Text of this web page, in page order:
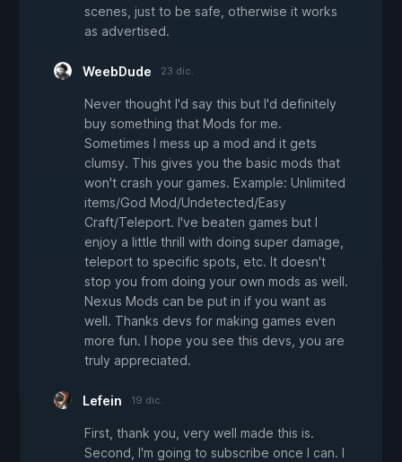
scenes, just to be safe, otherwise it works
as advertised.
WeebDude 23 dic.
Never thought I'd say this but I'd definitely
buy something that Mods for me.
Sometimes I mess up a mod and it gets
clumsy. This gives you the basic mods that
won't crash your games. Example: Unlimited
items/God Mod/Undetected/Easy
Craft/Teleport. I've beaten games but I
enjoy a little thrill with doing super damage,
teleport to specific spots, etc. It doesn't
stop you from doing your own mods as well.
Nexus Mods can be put in if you want as
well. Thanks devs for making games even
more fun. I hope you see this devs, you are
truly appreciated.
Lefein 19 dic.
First, thank you, very well made this is.
Second, I'm going to subscribe once I can. I